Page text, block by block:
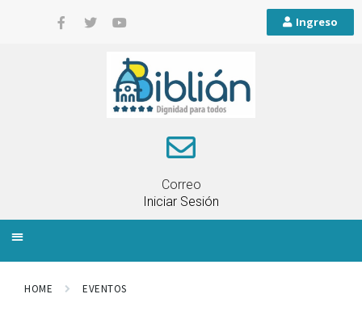
Ingreso
Correo
Iniciar Sesión
HOME EVENTOS